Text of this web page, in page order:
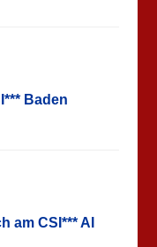
Baden
am CSI*** AI